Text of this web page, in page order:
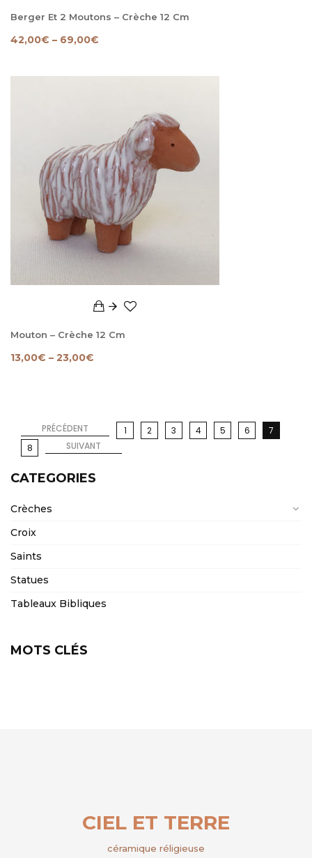
CATEGORIES
Crèches
Croix
Saints
Statues
Tableaux Bibliques
MOTS CLÉS
Berger Et 2 Moutons – Crèche 12 Cm
42,00€ – 69,00€
Mouton – Crèche 12 Cm
13,00€ – 23,00€
PRÉCÉDENT 1 2 3 4 5 6
7
8
SUIVANT
CIEL ET TERRE
céramique réligieuse